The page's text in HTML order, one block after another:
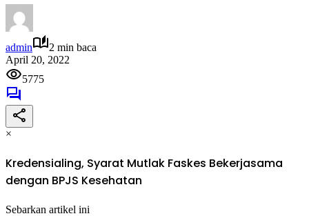
admin
2 min baca
April 20, 2022
5775
×
Kredensialing, Syarat Mutlak Faskes Bekerjasama
dengan BPJS Kesehatan
Sebarkan artikel ini